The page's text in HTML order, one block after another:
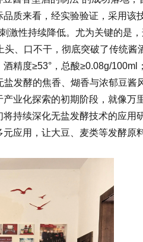
质来看，经实验验证，采用该
性持续降低。尤为关键的是
口不干，彻底突破了传统酱
精度≥53°，总酸≥0.08g/100ml
发酵的焦香、煳香与浓郁豆酱
业化探索的初期阶段，就像万
持续深化无盐发酵技术的应用
应用，让大豆、麦类等发酵原